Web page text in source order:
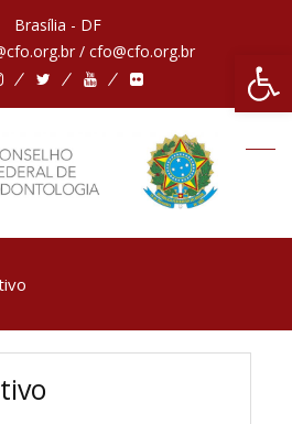
Brasília - DF
/ cfo@cfo.org.br
TwitterYoutubeFlickr